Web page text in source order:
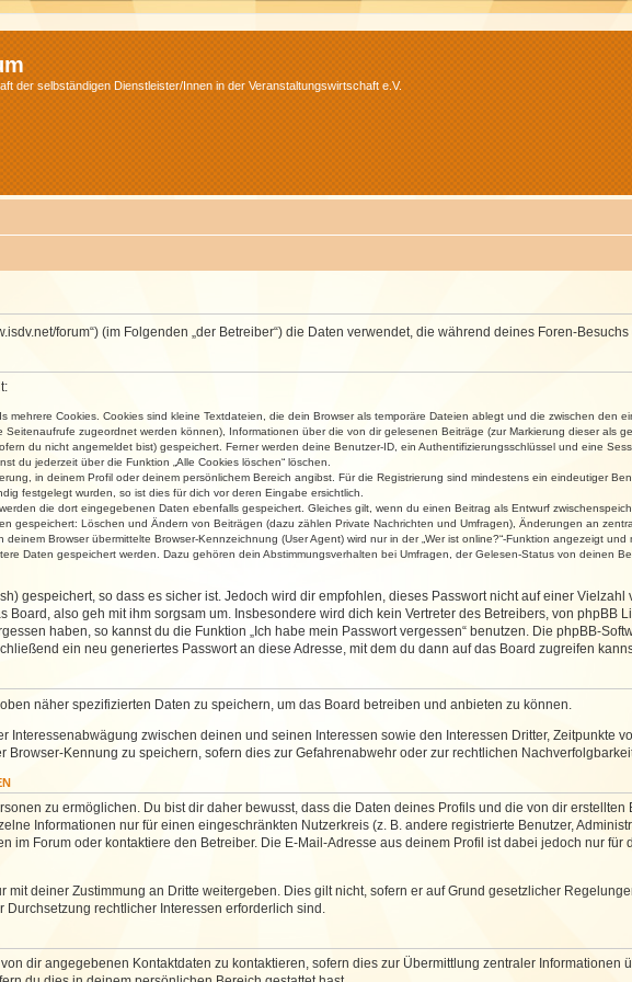
der selbständigen Dienstleister/Innen in der Veranstaltungswirtschaft e.V.
forum“) (im Folgenden „der Betreiber“) die Daten verwendet, die während deines Foren-
mehrere Cookies. Cookies sind kleine Textdateien, die dein Browser als temporäre Dateien ablegt und die zwischen den
zugeordnet werden können), Informationen über die von dir gelesenen Beiträge (zur Markierung dieser als
du nicht angemeldet bist) gespeichert. Ferner werden deine Benutzer-ID, ein Authentifizierungsschlüssel und eine
du jederzeit über die Funktion „Alle Cookies löschen“ löschen.
in deinem Profil oder deinem persönlichem Bereich angibst. Für die Registrierung sind mindestens ein eindeutiger
festgelegt wurden, so ist dies für dich vor deren Eingabe ersichtlich.
die dort eingegebenen Daten ebenfalls gespeichert. Gleiches gilt, wenn du einen Beitrag als Entwurf
gespeichert: Löschen und Ändern von Beiträgen (dazu zählen Private Nachrichten und Umfragen), Änderungen an
Browser übermittelte Browser-Kennzeichnung (User Agent) wird nur in der „Wer ist online?“-Funktion angezeigt
Daten gespeichert werden. Dazu gehören dein Abstimmungsverhalten bei Umfragen, der Gelesen-Status von deinen
gespeichert, so dass es sicher ist. Jedoch wird dir empfohlen, dieses Passwort nicht auf einer
Board, also geh mit ihm sorgsam um. Insbesondere wird dich kein Vertreter des Betreibers, von phpBB
haben, so kannst du die Funktion „Ich habe mein Passwort vergessen“ benutzen. Die phpBB-
ein neu generiertes Passwort an diese Adresse, mit dem du dann auf das Board zugreifen
näher spezifizierten Daten zu speichern, um das Board betreiben und anbieten zu können.
Interessenabwägung zwischen deinen und seinen Interessen sowie den Interessen Dritter, Zeitpunkte
Kennung zu speichern, sofern dies zur Gefahrenabwehr oder zur rechtlichen
zu ermöglichen. Du bist dir daher bewusst, dass die Daten deines Profils und die von dir
Informationen nur für einen eingeschränkten Nutzerkreis (z. B. andere registrierte Benutzer,
im Forum oder kontaktiere den Betreiber. Die E-Mail-Adresse aus deinem Profil ist dabei jedoch nur für
deiner Zustimmung an Dritte weitergeben. Dies gilt nicht, sofern er auf Grund gesetzlicher
rechtlicher Interessen erforderlich sind.
dir angegebenen Kontaktdaten zu kontaktieren, sofern dies zur Übermittlung zentraler Informationen